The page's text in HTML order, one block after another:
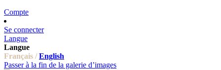
Compte
Se connecter
Langue
Langue
Français / English
Passer à la fin de la galerie d’images